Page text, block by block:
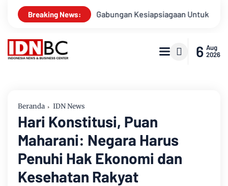
Breaking News:
Apel Gabungan Kesiapsiagaan Untuk Menanggulangi
6 Aug
2026
Beranda IDN News
Hari Konstitusi, Puan
Maharani: Negara Harus
Penuhi Hak Ekonomi dan
Kesehatan Rakyat